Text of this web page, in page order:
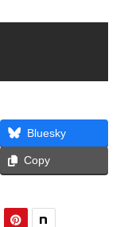
Bluesky
Copy
